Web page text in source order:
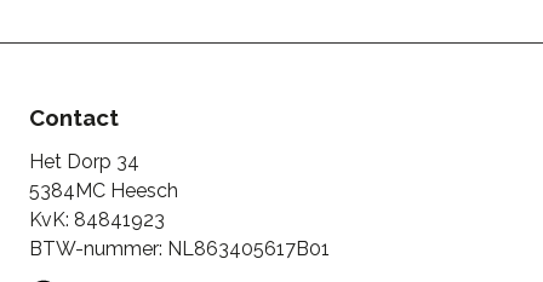
Contact
Het Dorp 34
5384MC Heesch
KvK: 84841923
BTW-nummer: NL863405617B01